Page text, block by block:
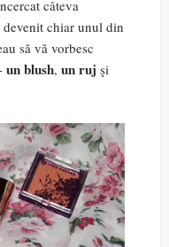
câteva
devenit chiar unul din
să vă vorbesc
un blush, un ruj şi